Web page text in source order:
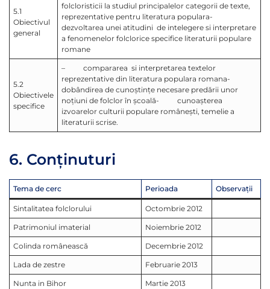
5.1
Obiectivul
general
folcloristicii la studiul principalelor categorii de texte,
reprezentative pentru literatura populara-
dezvoltarea unei atitudini de intelegere si interpretare
a fenomenelor folclorice specifice literaturii populare
romane
5.2
Obiectivele
specifice
– compararea si interpretarea textelor
reprezentative din literatura populara romana-
dobândirea de cunoştinţe necesare predării unor
noţiuni de folclor în şcoală- cunoaşterea
izvoarelor culturii populare româneşti, temelie a
literaturii scrise.
6. Conţinuturi
Tema de cerc Perioada Observaţii
Sintalitatea folclorului Octombrie 2012
Patrimoniul imaterial Noiembrie 2012
Colinda românească Decembrie 2012
Lada de zestre Februarie 2013
Nunta in Bihor Martie 2013